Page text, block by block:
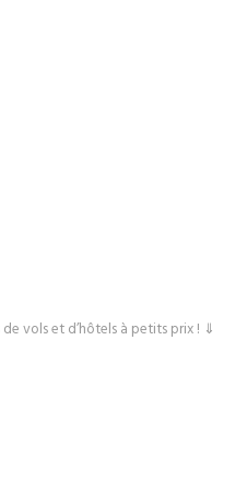
vols et d’hôtels à petits prix ! ⇓